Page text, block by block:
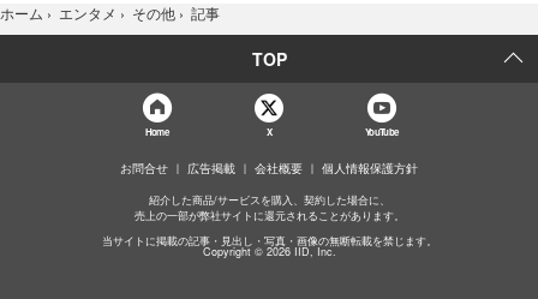
ホーム › エンタメ › その他 › 記事
TOP
Home X YouTube
お問合せ 広告掲載 会社概要 個人情報保護方針
紹介した商品/サービスを購入、契約した場合に、
売上の一部が弊社サイトに還元されることがあります。
当サイトに掲載の記事・見出し・写真・画像の無断転載を禁じます。
Copyright © 2026 IID, Inc.